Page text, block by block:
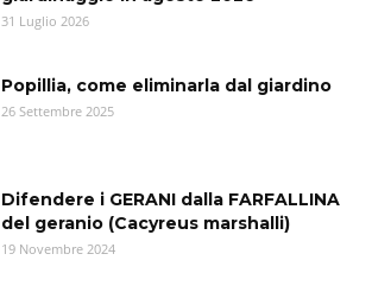
31 Luglio 2026
Popillia, come eliminarla dal giardino
26 Settembre 2025
Difendere i GERANI dalla FARFALLINA
del geranio (Cacyreus marshalli)
19 Novembre 2024